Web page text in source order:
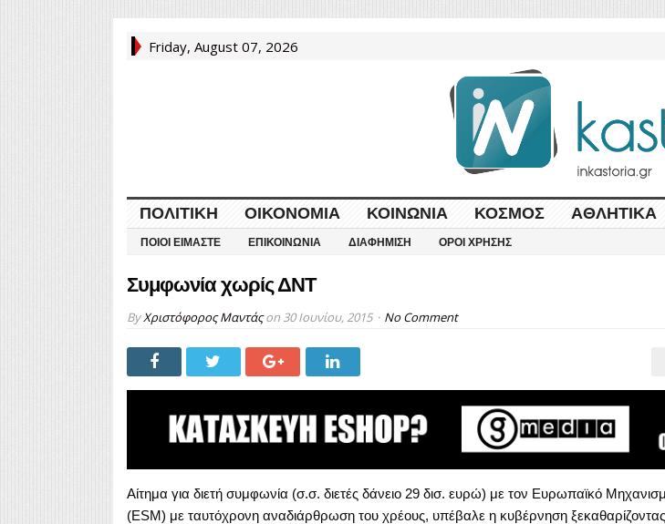
Friday, August 07, 2026
ΠΟΛΙΤΙΚΉ ΟΙΚΟΝΟΜΊΑ ΚΟΙΝΩΝΊΑ ΚΌΣΜΟΣ ΑΘΛΗΤΙΚΆ
ΠΟΙΟΙ ΕΊΜΑΣΤΕ ΕΠΙΚΟΙΝΩΝΊΑ ΔΙΑΦΉΜΙΣΗ ΌΡΟΙ ΧΡΉΣΗΣ
Συμφωνία χωρίς ΔΝΤ
ByΧριστόφορος Μαντάςon 30 Ιουνίου, 2015 No Comment
Αίτημα για διετή συμφωνία (σ.σ. διετές δάνειο 29 δισ. ευρώ) με τον Ευρωπαϊκό
(ESM) με ταυτόχρονη αναδιάρθρωση του χρέους, υπέβαλε η κυβέρνηση